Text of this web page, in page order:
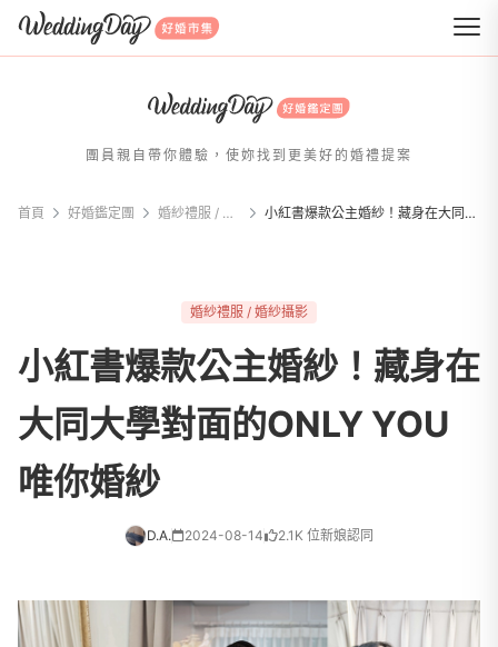
WeddingDay 好婚市集
團員親自帶你體驗，使妳找到更美好的婚禮提案
首頁 好婚鑑定團 婚紗禮服 / 婚紗攝影 小紅書爆款公主婚紗！藏身在大同大學對面的ONLY YOU唯你婚紗
婚紗禮服 / 婚紗攝影
小紅書爆款公主婚紗！藏身在
大同大學對面的ONLY YOU
唯你婚紗
D.A. 2024-08-14 2.1K 位新娘認同